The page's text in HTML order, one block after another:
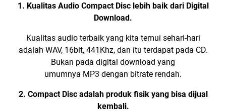
1. Kualitas Audio Compact Disc lebih baik dari Digital
Download .
Kualitas audio terbaik yang kita temui sehari-hari
adalah WAV, 16bit, 441Khz, dan itu terdapat pada CD.
Bukan pada digital download yang
umumnya MP3 dengan bitrate rendah.
2. Compact Disc adalah produk fisik yang bisa dijual
kembali.